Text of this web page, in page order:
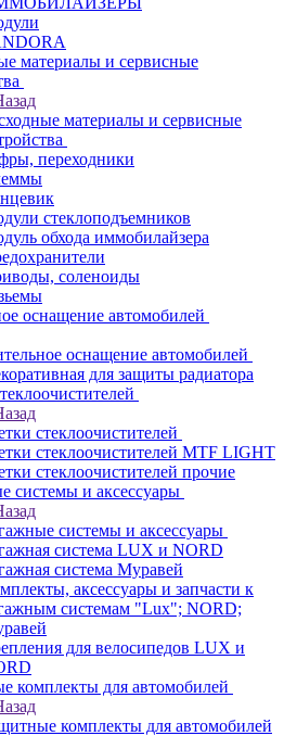
материалы и сервисные
материалы и сервисные
переходники
стеклоподъемников
обхода иммобилайзера
соленоиды
оснащение автомобилей
оснащение автомобилей
для защиты радиатора
стеклоочистителей
стеклоочистителей MTF LIGHT
стеклоочистителей прочие
системы и аксессуары
системы и аксессуары
система LUX и NORD
система Муравей
аксессуары и запчасти к
системам "Lux"; NORD;
для велосипедов LUX и
комплекты для автомобилей
комплекты для автомобилей